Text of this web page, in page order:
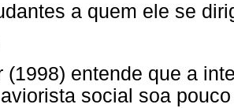
a quem ele se
(1998) entende que a
social soa